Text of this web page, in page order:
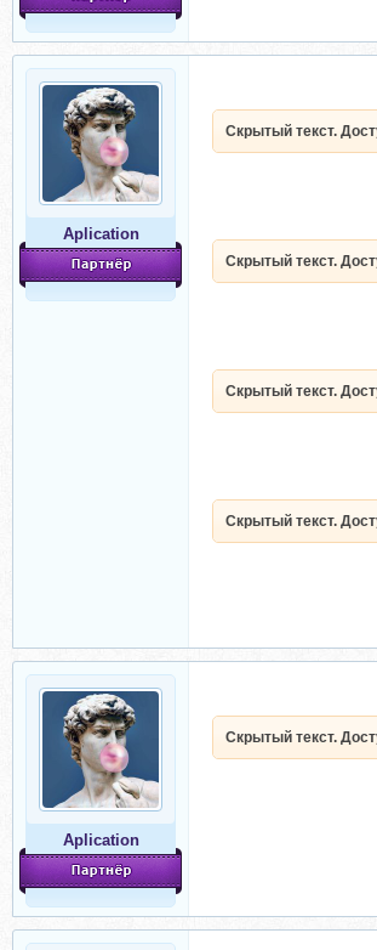
Aplication
Скрытый текст.
Скрытый текст.
Скрытый текст.
Скрытый текст.
Aplication
Скрытый текст.